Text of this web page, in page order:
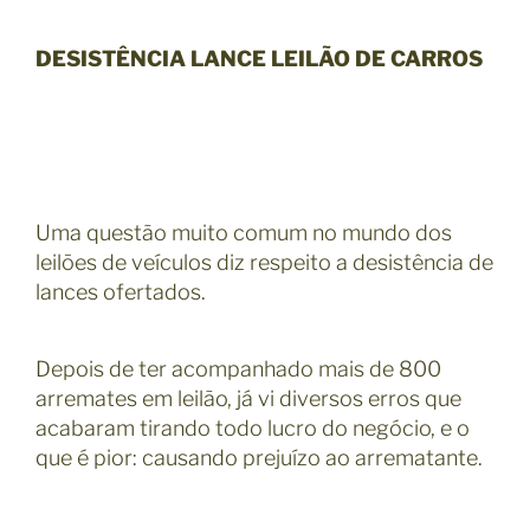
DESISTÊNCIA LANCE LEILÃO DE CARROS
Uma questão muito comum no mundo dos
leilões de veículos diz respeito a desistência de
lances ofertados.
Depois de ter acompanhado mais de 800
arremates em leilão, já vi diversos erros que
acabaram tirando todo lucro do negócio, e o
que é pior: causando prejuízo ao arrematante.